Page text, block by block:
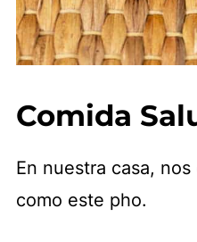
Comida
En nuestra casa,
como este pho.